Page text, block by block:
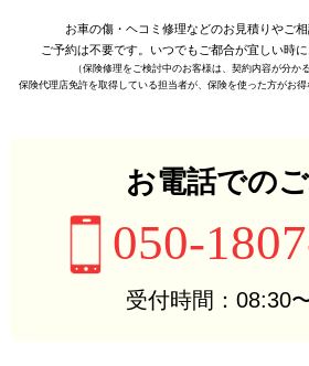
お車の傷・ヘコミ修理などのお見積りやご相
ご予約は不要です。 いつでもご都合が宜しい時に
（保険修理をご検討中のお客様は、契約内容が分か
保険代理店免許を取得している担当者が、 保険を使った方がお得
お電話での
050-
受付時間：08:30